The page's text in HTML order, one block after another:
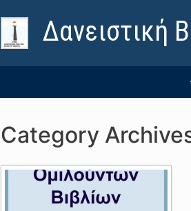
Δανειστική
Category